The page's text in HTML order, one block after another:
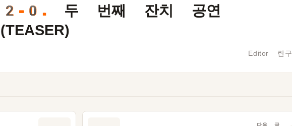
2-0.두 번째 잔치 공연
(TEASER)
Editor 란구
다음 글